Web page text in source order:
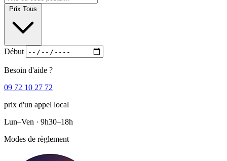
Prix Tous
Début
Besoin d'aide ?
09 72 10 27 72
prix d'un appel local
Lun–Ven · 9h30–18h
Modes de règlement